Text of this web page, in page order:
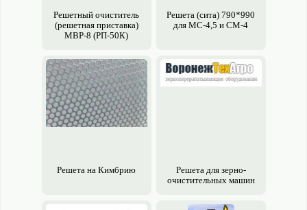
Решетный очиститель
(решетная приставка)
МВР-8 (РП-50К)
Решета (сита) 790*990
для МС-4,5 и СМ-4
Решета на Кимбрию
Решета для зерно­
очистительных машин